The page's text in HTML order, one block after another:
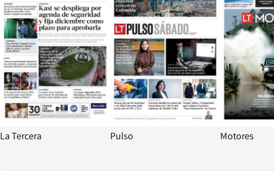
La Tercera Pulso Motores